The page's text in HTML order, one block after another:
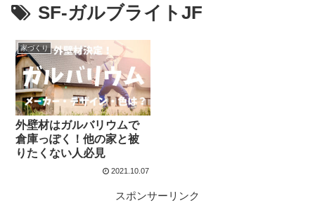
SF-ガルブライトJF
家づくり
外壁材はガルバリウムで
倉庫っぽく！他の家と被
りたくない人必見
2021.10.07
スポンサーリンク